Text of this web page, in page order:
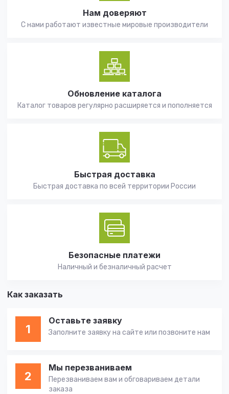
Нам доверяют
С нами работают известные мировые производители
Обновление каталога
Каталог товаров регулярно расширяется и пополняется
Быстрая доставка
Быстрая доставка по всей территории России
Безопасные платежи
Наличный и безналичный расчет
Как заказать
1
Оставьте заявку
Заполните заявку на сайте или позвоните нам
2
Мы перезваниваем
Перезваниваем вам и обговариваем детали
заказа